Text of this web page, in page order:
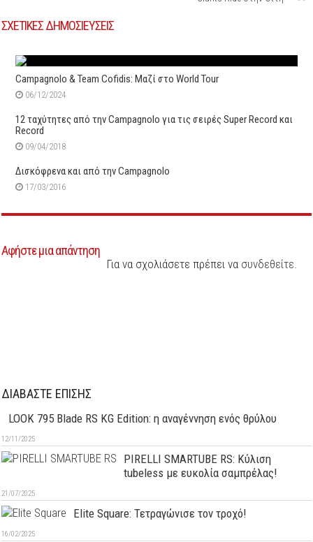
ΣΧΕΤΙΚΕΣ ΔΗΜΟΣΙΕΥΣΕΙΣ
Campagnolo & Team Cofidis: Μαζί στο World Tour
06/12/2024
12 ταχύτητες από την Campagnolo για τις σειρές Super Record και
Record
09/04/2018
Δισκόφρενα και από την Campagnolo
17/03/2016
Αφήστε μια απάντηση
Για να σχολιάσετε πρέπει να συνδεθείτε.
ΔΙΑΒΑΣΤΕ ΕΠΙΣΗΣ
LOOK 795 Blade RS KG Edition: η αναγέννηση ενός θρύλου
12/11/2025
PIRELLI SMARTUBE RS: Κύλιση
tubeless με ευκολία σαμπρέλας!
21/07/2025
Elite Square: Τετραγώνισε τον τροχό!
16/02/2025